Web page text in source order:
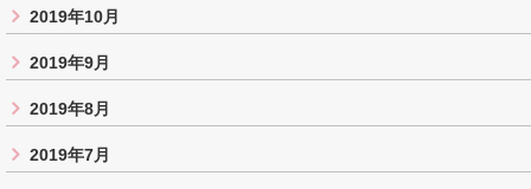
2019年10月
2019年9月
2019年8月
2019年7月